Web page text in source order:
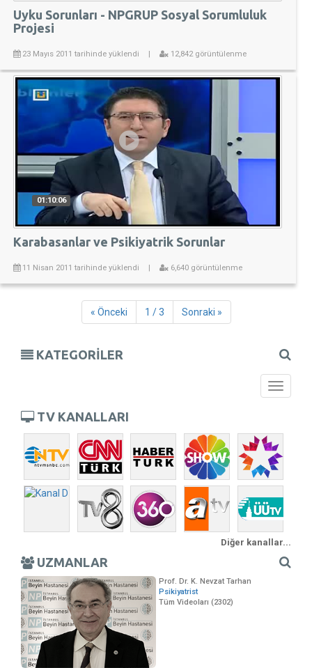
Uyku Sorunları - NPGRUP Sosyal Sorumluluk
Projesi
23 Mayıs 2011 tarihinde yüklendi | 12,842 görüntülenme
01:10:06
Karabasanlar ve Psikiyatrik Sorunlar
11 Nisan 2011 tarihinde yüklendi | 6,640 görüntülenme
« Önceki 1 / 3 Sonraki »
KATEGORİLER
Toggle
TV KANALLARI
Diğer kanallar...
UZMANLAR
Prof. Dr. K. Nevzat Tarhan
Psikiyatrist
Tüm Videoları (2302)